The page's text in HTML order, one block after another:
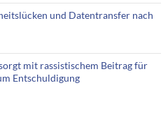
und Datentransfer nach
mit rassistischem Beitrag für
Entschuldigung